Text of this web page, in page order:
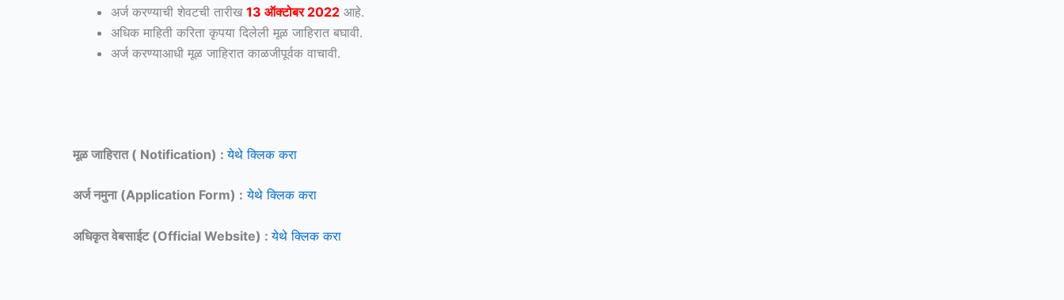
अर्ज करण्याची शेवटची तारीख 13 ऑक्टोबर 2022 आहे.
अधिक माहिती करिता कृपया दिलेली मूळ जाहिरात बघावी.
अर्ज करण्याआधी मूळ जाहिरात काळजीपूर्वक वाचावी.
मूळ जाहिरात ( Notification) :येथे क्लिक करा
अर्ज नमुना (Application Form) : येथे क्लिक करा
अधिकृत वेबसाईट (Official Website) :येथे क्लिक करा